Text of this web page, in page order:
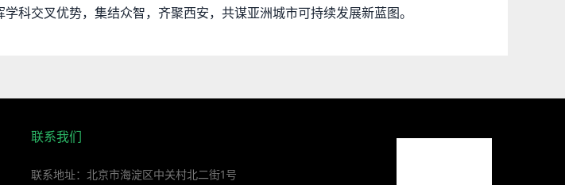
科交叉优势，集结众智，齐聚西安，共谋亚洲城市可持续发展新蓝图。
联系我们
联系地址：北京市海淀区中关村北二街1号